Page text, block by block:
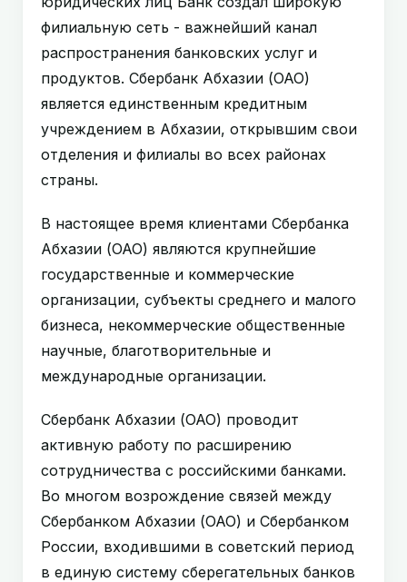
филиальную сеть - важнейший канал
распространения банковских услуг и
продуктов. Сбербанк Абхазии (ОАО)
является единственным кредитным
учреждением в Абхазии, открывшим свои
отделения и филиалы во всех районах
страны.
В настоящее время клиентами Сбербанка
Абхазии (ОАО) являются крупнейшие
государственные и коммерческие
организации, субъекты среднего и малого
бизнеса, некоммерческие общественные
научные, благотворительные и
международные организации.
Сбербанк Абхазии (ОАО) проводит
активную работу по расширению
сотрудничества с российскими банками.
Во многом возрождение связей между
Сбербанком Абхазии (ОАО) и Сбербанком
России, входившими в советский период
в единую систему сберегательных банков